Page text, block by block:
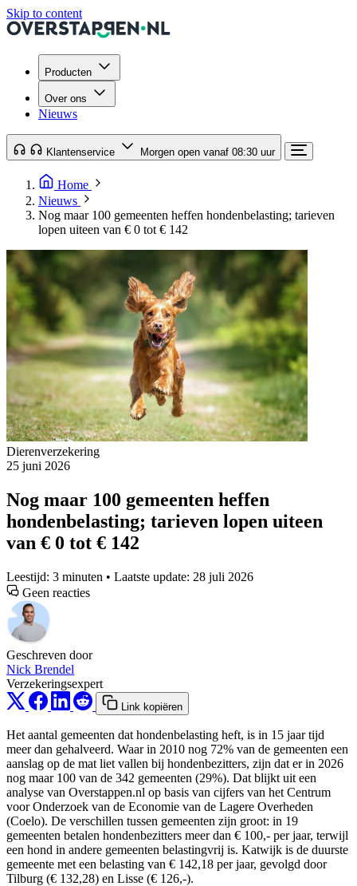
Skip to content
Producten
Over ons
Nieuws
Klantenservice Morgen open vanaf 08:30 uur
Home
Nieuws
Nog maar 100 gemeenten heffen hondenbelasting; tarieven
lopen uiteen van € 0 tot € 142
Dierenverzekering
25 juni 2026
Nog maar 100 gemeenten heffen
hondenbelasting; tarieven lopen uiteen
van € 0 tot € 142
Leestijd: 3 minuten • Laatste update: 28 juli 2026
Geen reacties
Geschreven door
Nick Brendel
Verzekeringsexpert
Link kopiëren
Het aantal gemeenten dat hondenbelasting heft, is in 15 jaar tijd
meer dan gehalveerd. Waar in 2010 nog 72% van de gemeenten een
aanslag op de mat liet vallen bij hondenbezitters, zijn dat er in 2026
nog maar 100 van de 342 gemeenten (29%). Dat blijkt uit een
analyse van Overstappen.nl op basis van cijfers van het Centrum
voor Onderzoek van de Economie van de Lagere Overheden
(Coelo). De verschillen tussen gemeenten zijn groot: in 19
gemeenten betalen hondenbezitters meer dan € 100,- per jaar, terwijl
een hond in andere gemeenten belastingvrij is. Katwijk is de duurste
gemeente met een belasting van € 142,18 per jaar, gevolgd door
Tilburg (€ 132,28) en Lisse (€ 126,-).